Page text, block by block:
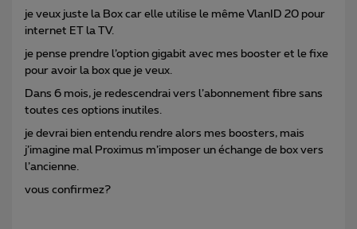
je veux juste la Box car elle utilise le même VlanID 20 pour
internet ET la TV.
je pense prendre l’option gigabit avec mes booster et le fixe
pour avoir la box que je veux.
Dans 6 mois, je redescendrai vers l’abonnement fibre sans
toutes ces options inutiles.
je devrai bien entendu rendre alors mes boosters, mais
j’imagine mal Proximus m’imposer un échange de box vers
l’ancienne.
vous confirmez?